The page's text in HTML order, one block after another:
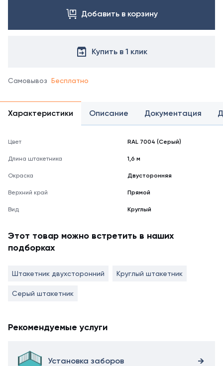
Добавить в корзину
Купить в 1 клик
Самовывоз Бесплатно
Характеристики Описание Документация
Цвет RAL 7004 (Серый)
Длина штакетника 1,6 м
Окраска Двусторонняя
Верхний край Прямой
Вид Круглый
Этот товар можно встретить в наших
подборках
Штакетник двухсторонний Круглый штакетник
Серый штакетник
Рекомендуемые услуги
Установка заборов